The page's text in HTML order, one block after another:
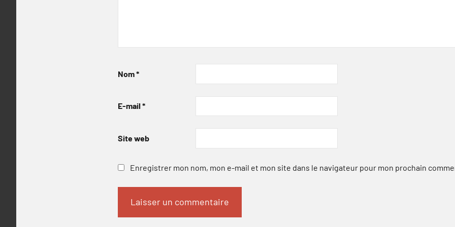
Nom*
E-mail *
Site web
Enregistrer mon nom, mon e-mail et mon site dans le navigateur pour mon prochain